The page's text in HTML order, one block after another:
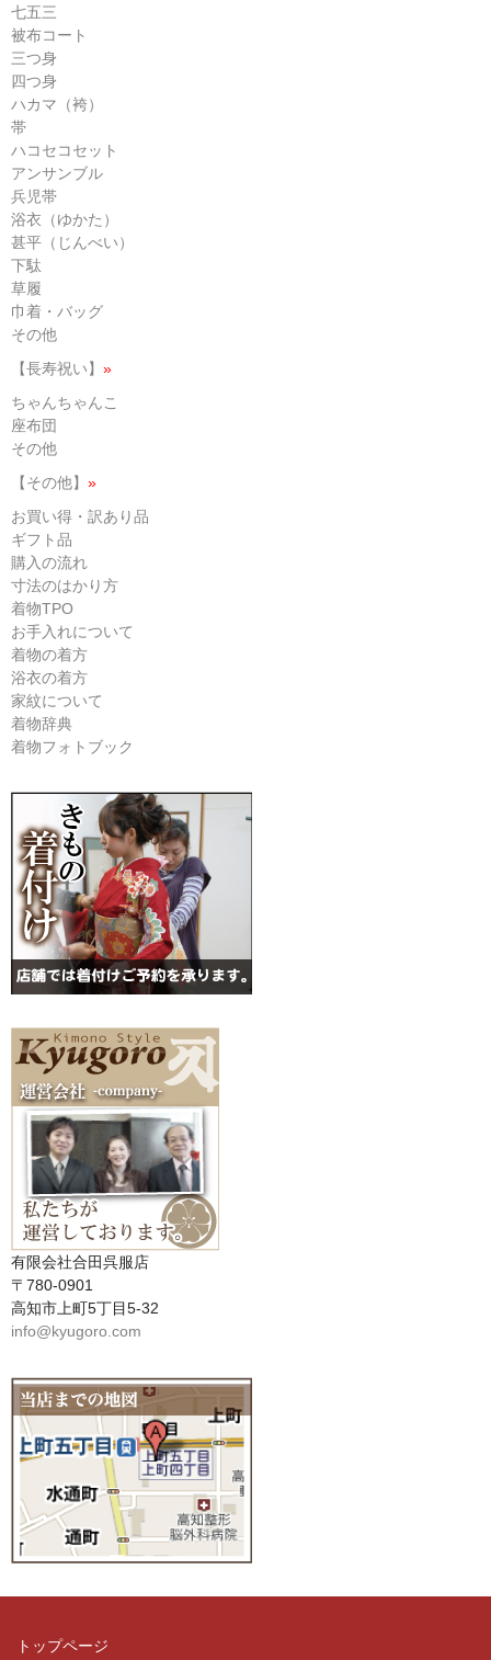
七五三
被布コート
三つ身
四つ身
ハカマ（袴）
帯
ハコセコセット
アンサンブル
兵児帯
浴衣（ゆかた）
甚平（じんべい）
下駄
草履
巾着・バッグ
その他
【長寿祝い】 »
ちゃんちゃんこ
座布団
その他
【その他】 »
お買い得・訳あり品
ギフト品
購入の流れ
寸法のはかり方
着物TPO
お手入れについて
着物の着方
浴衣の着方
家紋について
着物辞典
着物フォトブック
有限会社合田呉服店
〒780-0901
高知市上町5丁目5-32
info@kyugoro.com
トップページ